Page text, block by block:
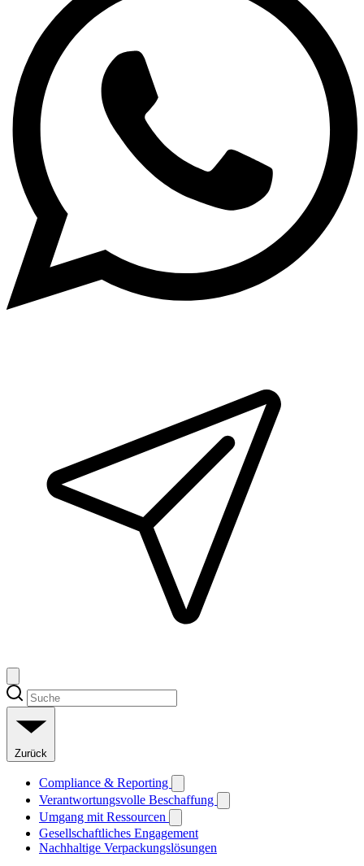
Zurück
Compliance & Reporting
Verantwortungsvolle Beschaffung
Umgang mit Ressourcen
Gesellschaftliches Engagement
Nachhaltige Verpackungslösungen